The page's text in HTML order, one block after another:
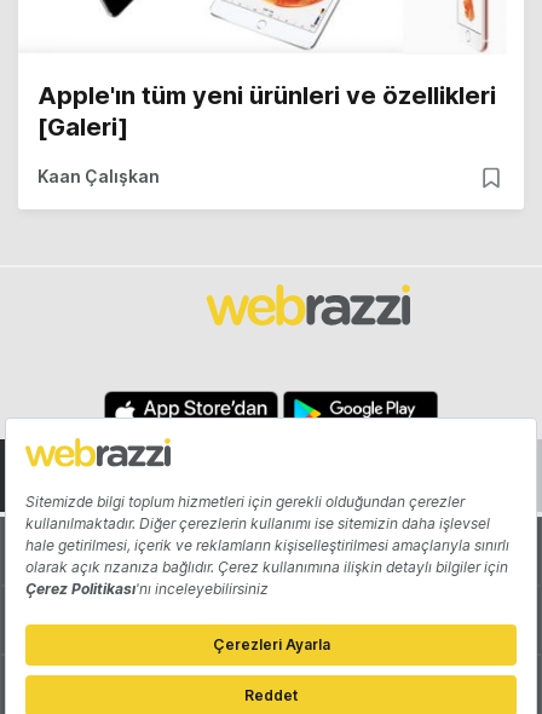
Apple'ın tüm yeni ürünleri ve özellikleri
[Galeri]
Kaan Çalışkan
Hakkında Yazarlar
Katkıda Bulun Reklam